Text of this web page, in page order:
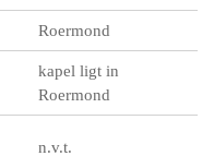
Roermond
kapel ligt in
Roermond
n.v.t.